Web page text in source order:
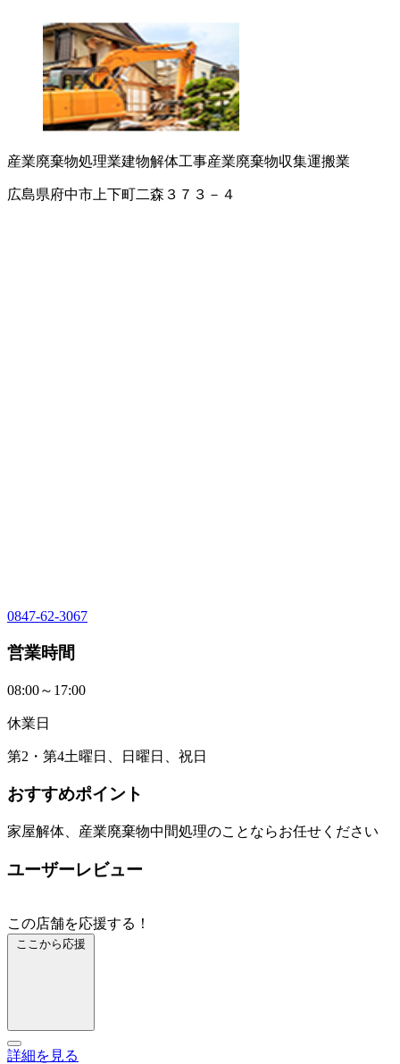
産業廃棄物処理業建物解体工事産業廃棄物収集運搬業
広島県府中市上下町二森３７３－４
0847-62-3067
営業時間
08:00～17:00
休業日
第2・第4土曜日、日曜日、祝日
おすすめポイント
家屋解体、産業廃棄物中間処理のことならお任せください
ユーザーレビュー
この店舗を応援する！
ここから応援
詳細を見る